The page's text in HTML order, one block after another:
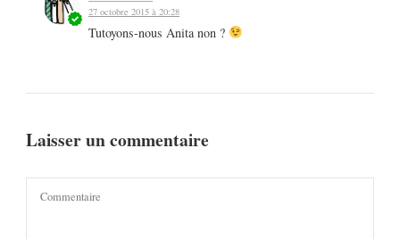
27 octobre 2015 à 20:28
Tutoyons-nous Anita non ?
Laisser un commentaire